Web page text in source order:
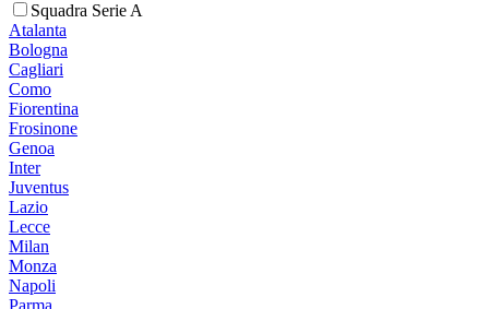
Squadra Serie A
Atalanta
Bologna
Cagliari
Como
Fiorentina
Frosinone
Genoa
Inter
Juventus
Lazio
Lecce
Milan
Monza
Napoli